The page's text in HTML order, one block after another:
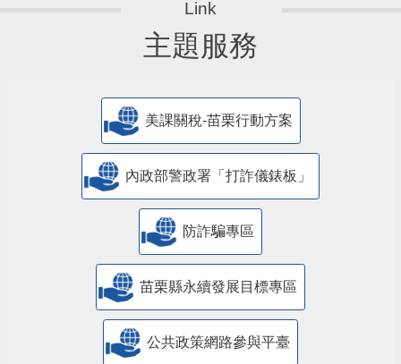
主題服務
美課關稅-苗栗行動方案
內政部警政署「打詐儀錶板」
防詐騙專區
苗栗縣永續發展目標專區
公共政策網路參與平臺